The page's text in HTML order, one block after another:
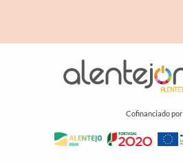
Cofinanciado por